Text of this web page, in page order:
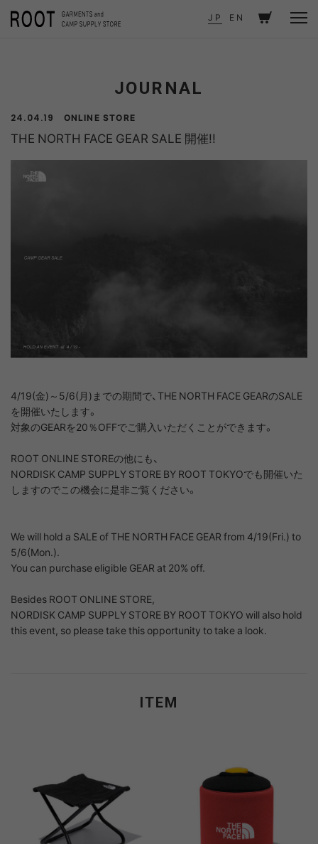
JP EN
TOP JOURNAL THE NORTH FACE GEAR SALE 開催!!
JOURNAL
24.04.19 ONLINE STORE
THE NORTH FACE GEAR SALE 開催!!
4/19(金)～5/6(月)までの期間で、THE NORTH FACE GEARのSALE
を開催いたします。
対象のGEARを20％OFFでご購入いただくことができます。
ROOT ONLINE STOREの他にも、
NORDISK CAMP SUPPLY STORE BY ROOT TOKYOでも開催いた
しますのでこの機会に是非ご覧ください。
We will hold a SALE of THE NORTH FACE GEAR from 4/19(Fri.) to
5/6(Mon.).
You can purchase eligible GEAR at 20% off.
Besides ROOT ONLINE STORE,
NORDISK CAMP SUPPLY STORE BY ROOT TOKYO will also hold
this event, so please take this opportunity to take a look.
ITEM